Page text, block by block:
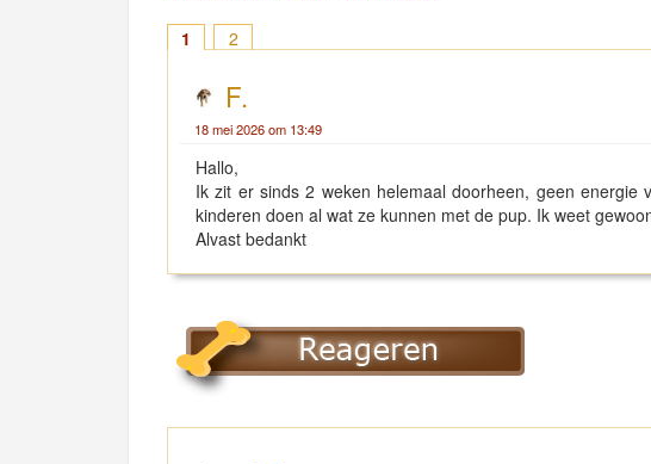
1 2
F.
18 mei 2026 om 13:49
Hallo,
Ik zit er sinds 2 weken helemaal doorheen, geen
kinderen doen al wat ze kunnen met de pup. Ik weet
Alvast bedankt